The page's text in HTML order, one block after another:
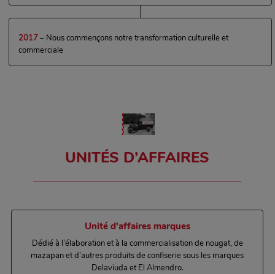
2017– Nous commençons notre transformation culturelle et
commerciale
UNITÉS D’AFFAIRES
Unité d'affaires marques
Dédié à l’élaboration et à la commercialisation de nougat, de
mazapan et d’autres produits de confiserie sous les marques
Delaviuda et El Almendro.